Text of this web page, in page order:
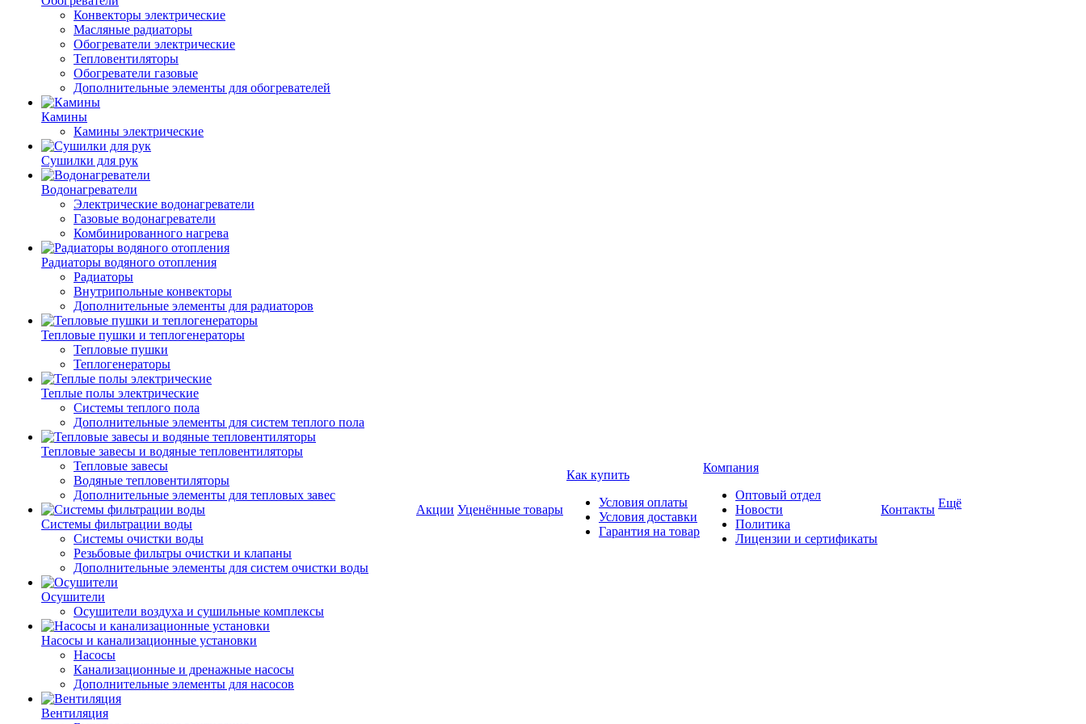
Конвекторы электрические
Масляные радиаторы
Обогреватели электрические
Тепловентиляторы
Обогреватели газовые
Дополнительные элементы для обогревателей
Камины
Камины электрические
Сушилки для рук
Водонагреватели
Электрические водонагреватели
Газовые водонагреватели
Комбинированного нагрева
Радиаторы водяного отопления
Радиаторы
Внутрипольные конвекторы
Дополнительные элементы для радиаторов
Тепловые пушки и теплогенераторы
Тепловые пушки
Теплогенераторы
Теплые полы электрические
Системы теплого пола
Дополнительные элементы для систем теплого пола
Тепловые завесы и водяные тепловентиляторы
Тепловые завесы
Водяные тепловентиляторы
Дополнительные элементы для тепловых завес
Системы фильтрации воды
Системы очистки воды
Резьбовые фильтры очистки и клапаны
Дополнительные элементы для систем очистки воды
Осушители
Осушители воздуха и сушильные комплексы
Насосы и канализационные установки
Насосы
Канализационные и дренажные насосы
Дополнительные элементы для насосов
Вентиляция
Акции Уценённые товары
Как купить
Условия оплаты
Условия доставки
Гарантия на товар
Компания
Оптовый отдел
Новости
Политика
Лицензии и сертификаты
Контакты Ещё